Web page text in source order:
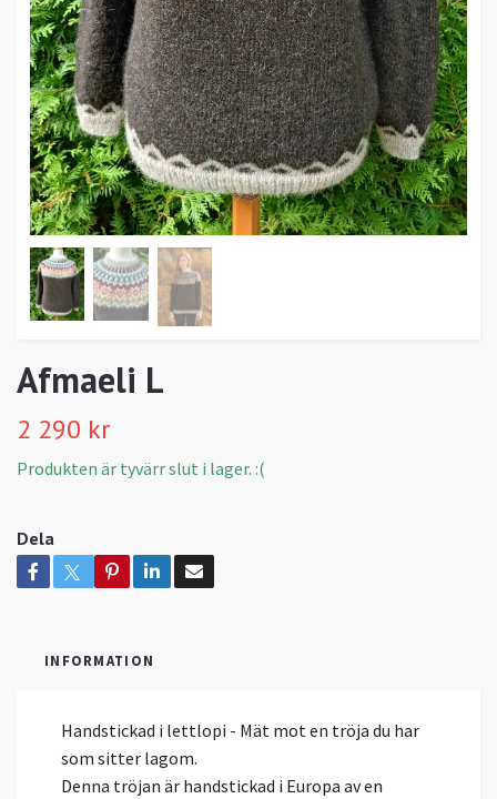
Afmaeli L
2 290 kr
Produkten är tyvärr slut i lager. :(
Dela
INFORMATION
Handstickad i lettlopi - Mät mot en tröja du har
som sitter lagom.
Denna tröjan är handstickad i Europa av en